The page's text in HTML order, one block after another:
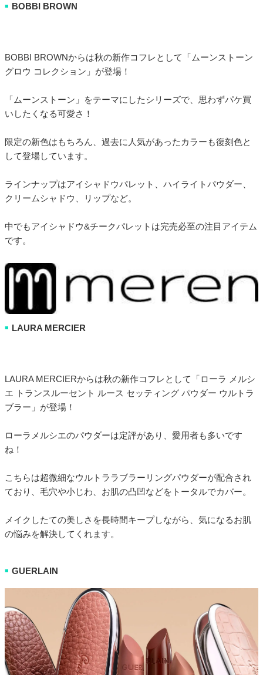
■ BOBBI BROWN
BOBBI BROWNからは秋の新作コフレとして「ムーンストーン
グロウ コレクション」が登場！
「ムーンストーン」をテーマにしたシリーズで、思わずパケ買
いしたくなる可愛さ！
限定の新色はもちろん、過去に人気があったカラーも復刻色と
して登場しています。
ラインナップはアイシャドウパレット、ハイライトパウダー、
クリームシャドウ、リップなど。
中でもアイシャドウ&チークパレットは完売必至の注目アイテム
です。
■ LAURA MERCIER
LAURA MERCIERからは秋の新作コフレとして「ローラ メルシ
エ トランスルーセント ルース セッティング パウダー ウルトラ
ブラー」が登場！
ローラメルシエのパウダーは定評があり、愛用者も多いです
ね！
こちらは超微細なウルトララブラーリングパウダーが配合され
ており、毛穴や小じわ、お肌の凸凹などをトータルでカバー。
メイクしたての美しさを長時間キープしながら、気になるお肌
の悩みを解決してくれます。
■ GUERLAIN